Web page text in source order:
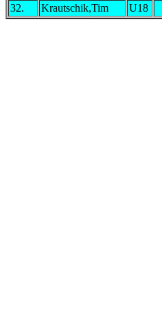
32.
Krautschik,Tim U18